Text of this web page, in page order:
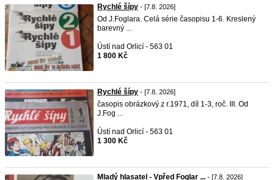
Rychlé šípy - [7.8. 2026]
Od J.Foglara. Celá série časopisu 1-6. Kreslený
barevný ...
Ústí nad Orlicí - 563 01
1 800 Kč
Rychlé šípy - [7.8. 2026]
časopis obrázkový z r.1971, díl 1-3, roč. III. Od
J.Fog ...
Ústí nad Orlicí - 563 01
1 300 Kč
Mladý hlasatel - Vpřed Foglar ... - [7.8. 2026]